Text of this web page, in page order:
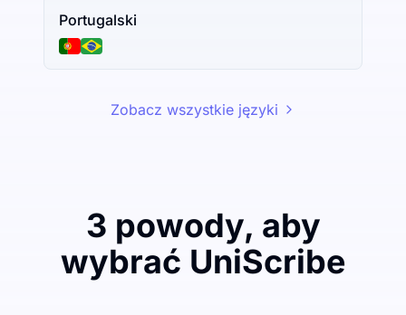
Portugalski
Zobacz wszystkie języki
3 powody, aby
wybrać UniScribe